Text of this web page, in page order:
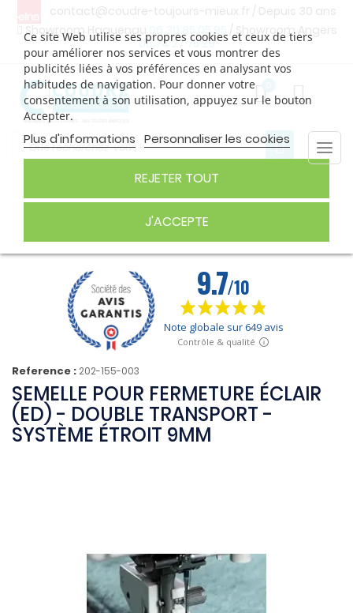
contact@coudre-toujours-mieux.fr / Depuis 30 ans
Showroom Haguenau
06 30 85 05 95
/ Showroom Angers
06 74 27 75 29
Ce site Web utilise ses propres cookies et ceux de tiers
pour améliorer nos services et vous montrer des
publicités liées à vos préférences en analysant vos
habitudes de navigation. Pour donner votre
consentement à son utilisation, appuyez sur le bouton
Accepter.
Plus d'informations Personnaliser les cookies
REJETER TOUT
J'ACCEPTE
SEMELLES 9MM
Reference : 202-155-003
SEMELLE POUR FERMETURE ÉCLAIR
(ED) - DOUBLE TRANSPORT -
SYSTÈME ÉTROIT 9MM